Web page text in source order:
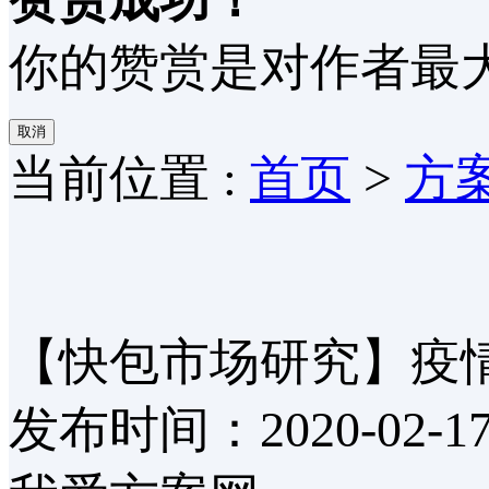
你的赞赏是对作者最
取消
当前位置 : 首页 > 方
【快包市场研究】
发布时间：2020-02-